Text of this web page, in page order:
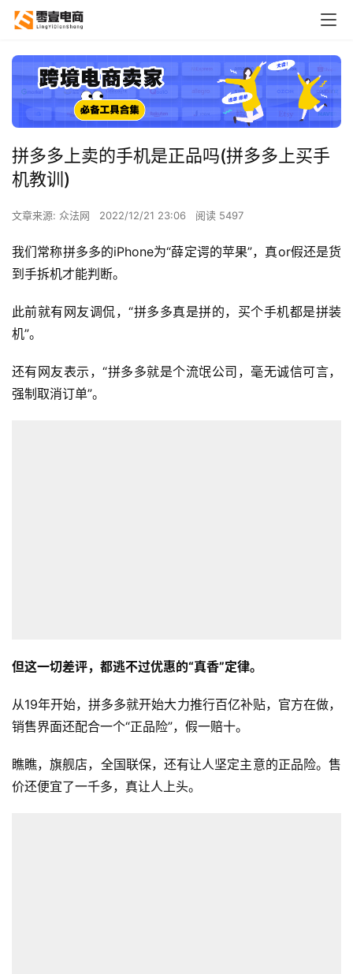
拼多多上卖的手机是正品吗(拼多多上买手
机教训)
文章来源: 众法网 2022/12/21 23:06 阅读 5497
我们常称拼多多的iPhone为“薛定谔的苹果”，真or假还是货
到手拆机才能判断。
此前就有网友调侃，“拼多多真是拼的，买个手机都是拼装
机”。
还有网友表示，“拼多多就是个流氓公司，毫无诚信可言，
强制取消订单”。
但这一切差评，都逃不过优惠的“真香”定律。
从19年开始，拼多多就开始大力推行百亿补贴，官方在做，
销售界面还配合一个“正品险”，假一赔十。
瞧瞧，旗舰店，全国联保，还有让人坚定主意的正品险。售
价还便宜了一千多，真让人上头。